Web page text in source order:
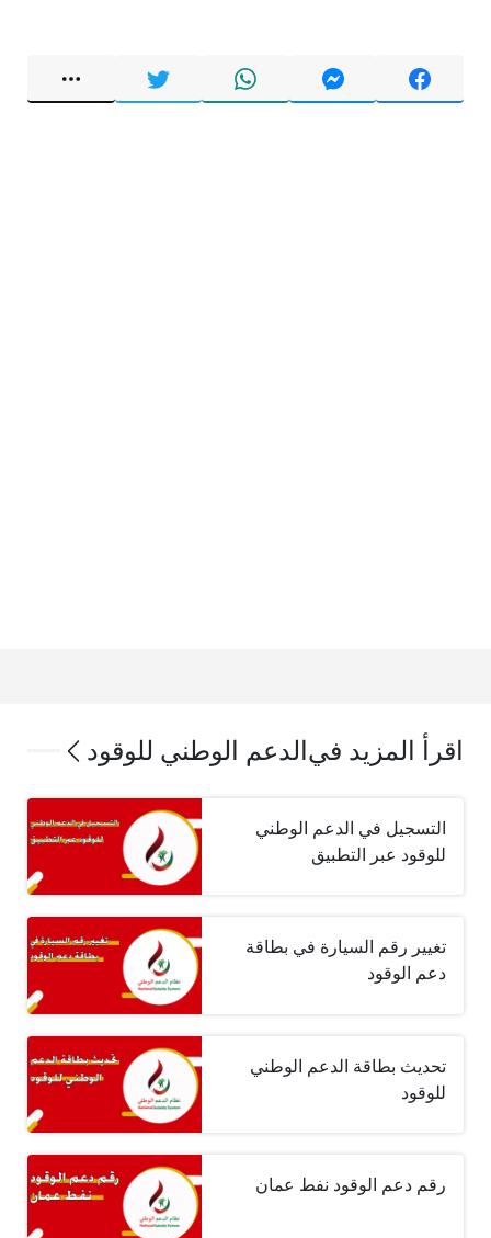
اقرأ المزيد في الدعم الوطني للوقود
التسجيل في الدعم الوطني
للوقود عبر التطبيق
تغيير رقم السيارة في بطاقة
دعم الوقود
تحديث بطاقة الدعم الوطني
للوقود
رقم دعم الوقود نفط عمان